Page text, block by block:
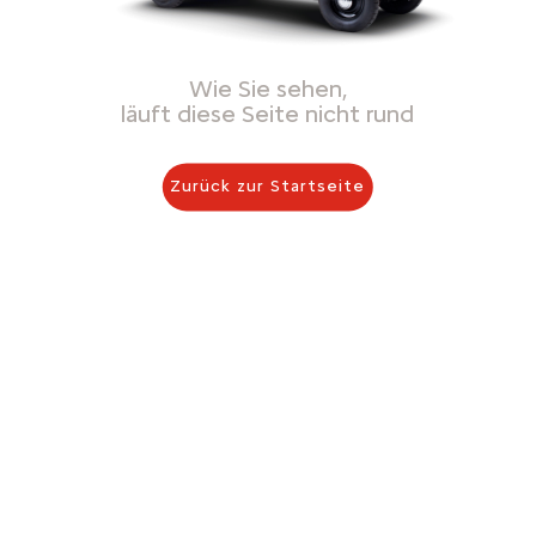
Wie Sie sehen,
läuft diese Seite nicht rund
Zurück zur Startseite